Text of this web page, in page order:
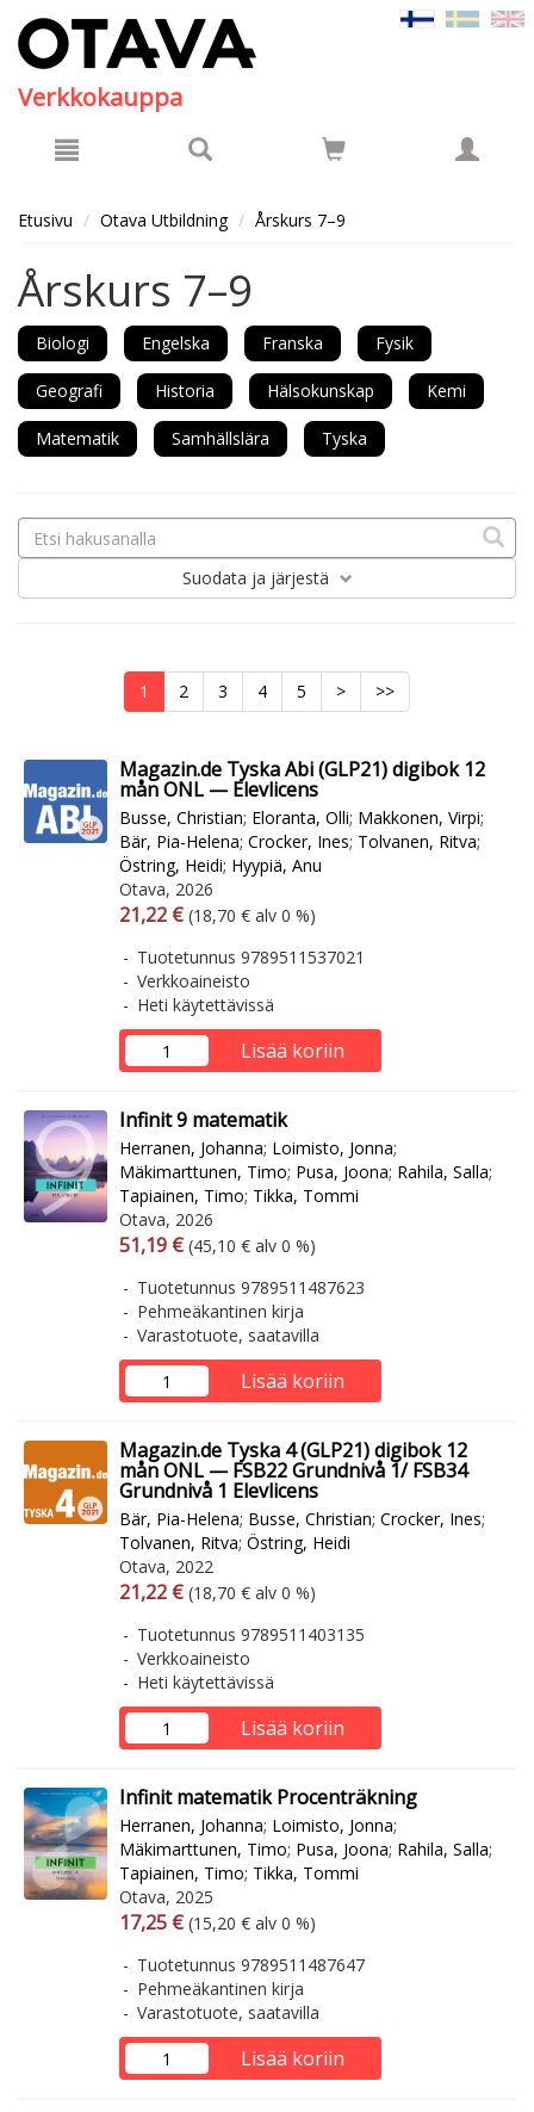
Verkkokauppa
Etusivu Otava Utbildning Årskurs 7–9
Årskurs 7–9
Biologi Engelska Franska Fysik
Geografi Historia Hälsokunskap Kemi
Matematik Samhällslära Tyska
Suodata ja järjestä
1 2 3 4 5 > >>
Magazin.de Tyska Abi (GLP21) digibok 12
mån ONL — Elevlicens
Busse, Christian; Eloranta, Olli; Makkonen, Virpi;
Bär, Pia-Helena; Crocker, Ines; Tolvanen, Ritva;
Östring, Heidi; Hyypiä, Anu
Otava, 2026
Arvonlisäverollinen hinta
21,22 € Arvonlisäveroton hinta
(18,70 € alv 0 %)
Tuotetunnus 9789511537021
Verkkoaineisto
Heti käytettävissä
Lisää koriin
Infinit 9 matematik
Herranen, Johanna; Loimisto, Jonna;
Mäkimarttunen, Timo; Pusa, Joona; Rahila, Salla;
Tapiainen, Timo; Tikka, Tommi
Otava, 2026
Arvonlisäverollinen hinta
51,19 € Arvonlisäveroton hinta
(45,10 € alv 0 %)
Tuotetunnus 9789511487623
Pehmeäkantinen kirja
Varastotuote, saatavilla
Lisää koriin
Magazin.de Tyska 4 (GLP21) digibok 12
mån ONL — FSB22 Grundnivå 1/ FSB34
Grundnivå 1 Elevlicens
Bär, Pia-Helena; Busse, Christian; Crocker, Ines;
Tolvanen, Ritva; Östring, Heidi
Otava, 2022
Arvonlisäverollinen hinta
21,22 € Arvonlisäveroton hinta
(18,70 € alv 0 %)
Tuotetunnus 9789511403135
Verkkoaineisto
Heti käytettävissä
Lisää koriin
Infinit matematik Procenträkning
Herranen, Johanna; Loimisto, Jonna;
Mäkimarttunen, Timo; Pusa, Joona; Rahila, Salla;
Tapiainen, Timo; Tikka, Tommi
Otava, 2025
Arvonlisäverollinen hinta
17,25 € Arvonlisäveroton hinta
(15,20 € alv 0 %)
Tuotetunnus 9789511487647
Pehmeäkantinen kirja
Varastotuote, saatavilla
Lisää koriin